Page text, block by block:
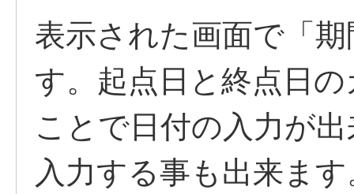
表示された画面で「
す。起点日と終点日
ことで日付の入力が
入力する事も出来ま